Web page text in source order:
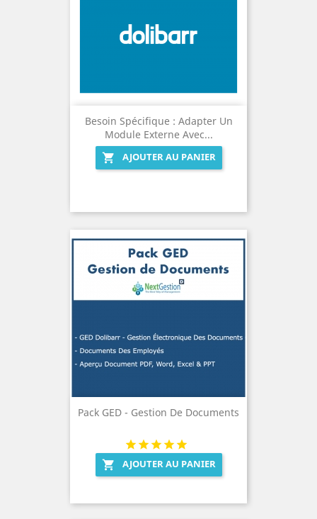
Besoin Spécifique : Adapter Un
Module Externe Avec...

AJOUTER AU PANIER
Pack GED - Gestion De Documents
 AJOUTER AU PANIER